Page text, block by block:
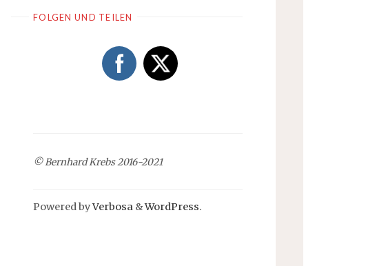
FOLGEN UND TEILEN
© Bernhard Krebs 2016-2021
Powered byVerbosa &WordPress.